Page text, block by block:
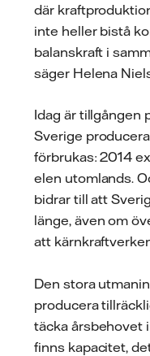
där
inte heller bistå
balanskraft i
säger Helena
Idag är tillgången
Sverige
förbrukas: 2014
elen utomlands.
bidrar till att
länge, även om
att
Den stora
producera
täcka årsbehovet
finns kapacitet,